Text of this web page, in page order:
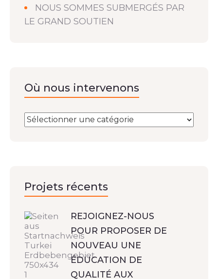
NOUS SOMMES SUBMERGÉS PAR
LE GRAND SOUTIEN
Où nous intervenons
Projets récents
REJOIGNEZ-NOUS
POUR PROPOSER DE
NOUVEAU UNE
ÉDUCATION DE
QUALITÉ AUX